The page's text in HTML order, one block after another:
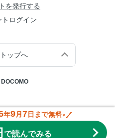
を発行する
ログイン
ップへ
年9月 7日まで無料※
で読んでみる